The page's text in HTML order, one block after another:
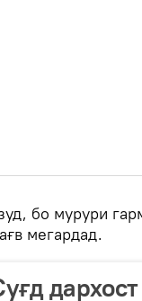
бо мурури
мегардад.